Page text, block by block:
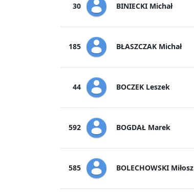
30 BINIECKI Michał
185 BŁASZCZAK Michał
44 BOCZEK Leszek
592 BOGDAŁ Marek
585 BOLECHOWSKI Miłosz